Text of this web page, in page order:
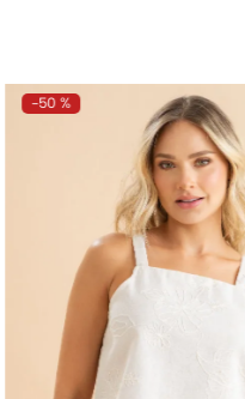
-50 %